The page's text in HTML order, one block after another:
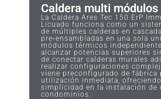
Caldera multi módulos
La Caldera Ares Tec 150 ErP
Licuado funciona como un
de múltiples calderas en cascada,
pre‑ensambladas en una sola
módulos térmicos
alcanzar potencias superiores
de conectar calderas murales
realizar configuraciones
viene preconfigurado de fábrica
utilización inmediata,
simplicidad en la instalación de
condominios.